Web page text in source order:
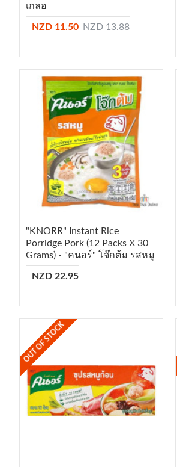
เกลอ
NZD 11.50 NZD 13.88
"KNORR" Instant Rice
Porridge Pork (12 Packs X 30
Grams) - "คนอร์" โจ๊กต้ม รสหมู
NZD 22.95
OUT OF STOCK